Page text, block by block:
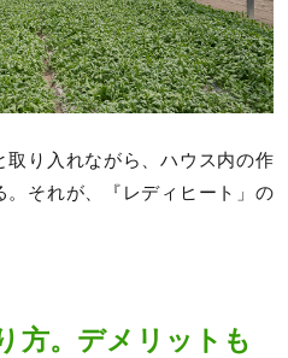
り入れながら、ハウス内の作
それが、『レディヒート」の
方。デメリットも